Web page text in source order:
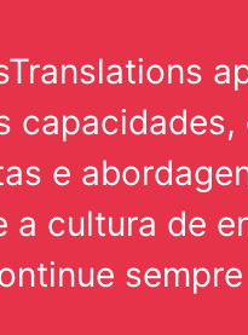
e
a cultura de